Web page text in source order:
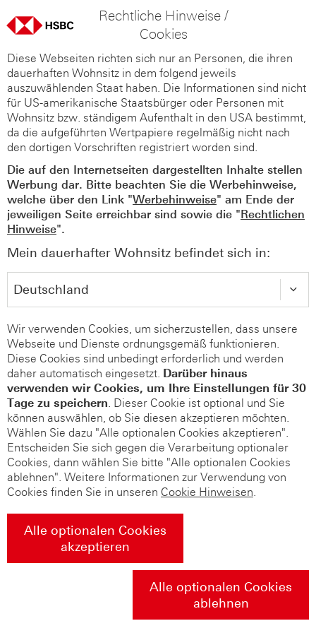
Rechtliche Hinweise /
Cookies
Diese Webseiten richten sich nur an Personen, die ihren
dauerhaften Wohnsitz in dem folgend jeweils
auszuwählenden Staat haben. Die Informationen sind nicht
für US-amerikanische Staatsbürger oder Personen mit
Wohnsitz bzw. ständigem Aufenthalt in den USA bestimmt,
da die aufgeführten Wertpapiere regelmäßig nicht nach
den dortigen Vorschriften registriert worden sind.
Die auf den Internetseiten dargestellten Inhalte stellen
Werbung dar. Bitte beachten Sie die Werbehinweise,
welche über den Link "Werbehinweise" am Ende der
jeweiligen Seite erreichbar sind sowie die "Rechtlichen
Hinweise".
Mein dauerhafter Wohnsitz befindet sich in:
Wir verwenden Cookies, um sicherzustellen, dass unsere
Webseite und Dienste ordnungsgemäß funktionieren.
Diese Cookies sind unbedingt erforderlich und werden
daher automatisch eingesetzt. Darüber hinaus
verwenden wir Cookies, um Ihre Einstellungen für 30
Tage zu speichern. Dieser Cookie ist optional und Sie
können auswählen, ob Sie diesen akzeptieren möchten.
Wählen Sie dazu "Alle optionalen Cookies akzeptieren".
Entscheiden Sie sich gegen die Verarbeitung optionaler
Cookies, dann wählen Sie bitte "Alle optionalen Cookies
ablehnen". Weitere Informationen zur Verwendung von
Cookies finden Sie in unseren Cookie Hinweisen.
Alle optionalen Cookies
akzeptieren
Alle optionalen Cookies
ablehnen